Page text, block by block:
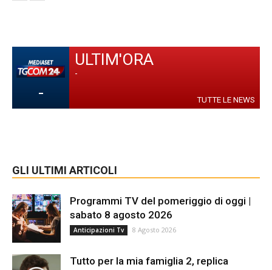
-
ULTIM'ORA
-
TUTTE LE NEWS
GLI ULTIMI ARTICOLI
Programmi TV del pomeriggio di oggi |
sabato 8 agosto 2026
Anticipazioni Tv 8 Agosto 2026
Tutto per la mia famiglia 2, replica